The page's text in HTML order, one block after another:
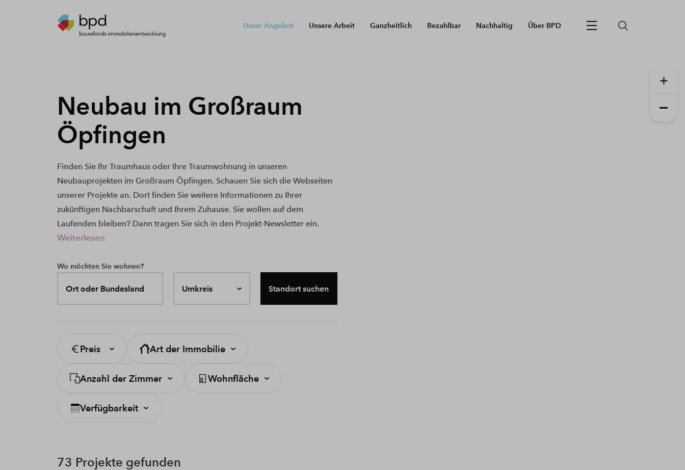
Unser Angebot Unsere Arbeit Ganzheitlich Bezahlbar Nachhaltig Über BPD
Neubau im Großraum
Öpfingen
Finden Sie Ihr Traumhaus oder Ihre Traumwohnung in unseren
Neubauprojekten im Großraum Öpfingen. Schauen Sie sich die Webseiten
unserer Projekte an. Dort finden Sie weitere Informationen zu Ihrer
zukünftigen Nachbarschaft und Ihrem Zuhause. Sie wollen auf dem
Laufenden bleiben? Dann tragen Sie sich in den Projekt-Newsletter ein.
Weiterlesen
Wo möchten Sie wohnen?
Ort oder Bundesland Umkreis Standort suchen
Preis Art der Immobilie
Anzahl der Zimmer Wohnfläche
Verfügbarkeit
73 Projekte gefunden